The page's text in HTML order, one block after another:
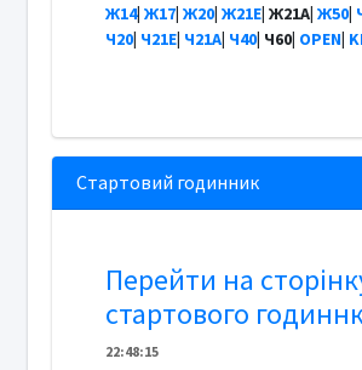
Ж14| Ж17| Ж20| Ж21Е| Ж21А| Ж50|
Ч20| Ч21Е| Ч21А| Ч40| Ч60| OPEN|
Стартовий годинник
Перейти на
стартового
22:48:15